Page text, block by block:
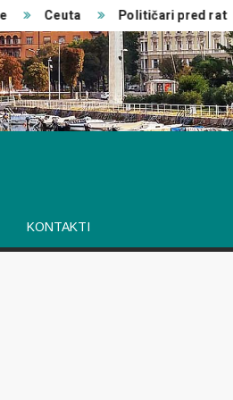
Ceuta Političari pred rat
KONTAKTI